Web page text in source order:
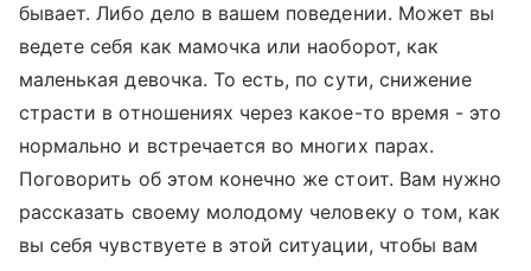
бывает. Либо дело в вашем поведении. Может вы
ведете себя как мамочка или наоборот, как
маленькая девочка. То есть, по сути, снижение
страсти в отношениях через какое-то время - это
нормально и встречается во многих парах.
Поговорить об этом конечно же стоит. Вам нужно
рассказать своему молодому человеку о том, как
вы себя чувствуете в этой ситуации, чтобы вам